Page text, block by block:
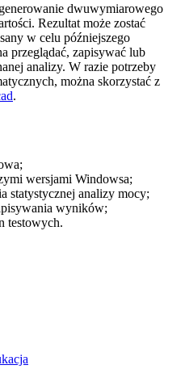
dwuwymiarowego
Rezultat może zostać
w celu późniejszego
przeglądać, zapisywać lub
analizy. W razie potrzeby
można skorzystać z
.
wersjami Windowsa;
statystycznej analizy mocy;
wyników;
testowych.